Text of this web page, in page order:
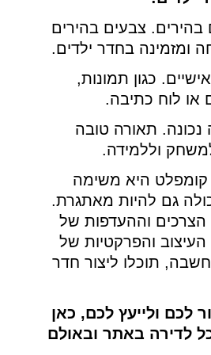
בהירים. צבעים בהירים
ומזמינה בחדר ילדים.
כגון תמונות,
או לוח כתיבה.
נכונה. תאורה טובה
וללמידה.
קומפלט היא משימה
גם להיות מאתגרת.
הצרכים וההעדפות של
העיצוב והפרקטיות של
תוכלו ליצור חדר
לכם ולייעץ לכם, כאן
לדירה באתר ובאולם